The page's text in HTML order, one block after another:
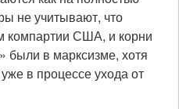
не учитывают, что
компартии США, и корни
были в марксизме, хотя
в процессе ухода от